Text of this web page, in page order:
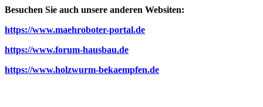
Besuchen Sie auch unsere anderen Websiten:
https://www.maehroboter-portal.de
https://www.forum-hausbau.de
https://www.holzwurm-bekaempfen.de